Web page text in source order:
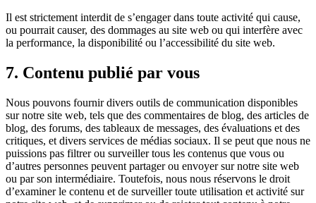
Il est strictement interdit de s’engager dans toute activité qui cause,
ou pourrait causer, des dommages au site web ou qui interfère avec
la performance, la disponibilité ou l’accessibilité du site web.
7. Contenu publié par vous
Nous pouvons fournir divers outils de communication disponibles
sur notre site web, tels que des commentaires de blog, des articles de
blog, des forums, des tableaux de messages, des évaluations et des
critiques, et divers services de médias sociaux. Il se peut que nous ne
puissions pas filtrer ou surveiller tous les contenus que vous ou
d’autres personnes peuvent partager ou envoyer sur notre site web
ou par son intermédiaire. Toutefois, nous nous réservons le droit
d’examiner le contenu et de surveiller toute utilisation et activité sur